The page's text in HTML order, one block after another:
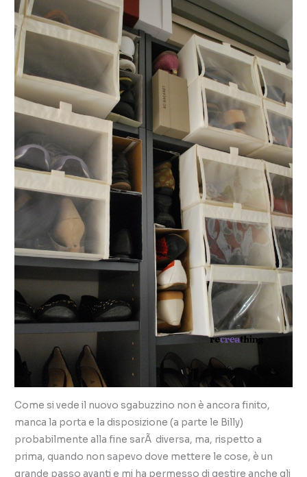
Come si vede il nuovo sgabuzzino non è ancora finito,
manca la porta e la disposizione (a parte le Billy)
probabilmente alla fine sarÃ diversa, ma, rispetto a
prima, quando non sapevo dove mettere le cose, è un
grande passo avanti e mi ha permesso di gestire anche gli